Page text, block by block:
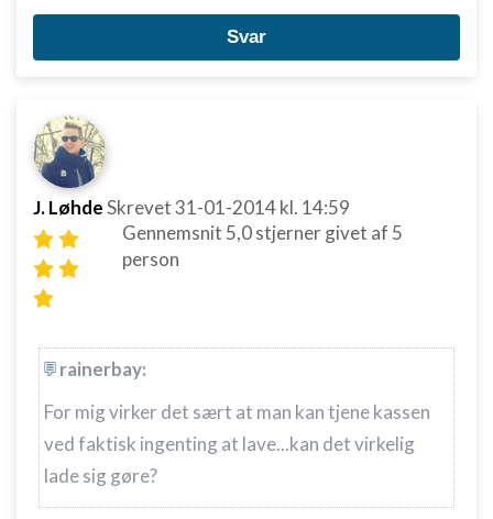
Svar
J. LøhdeSkrevet31-01-2014kl. 14:59
Gennemsnit 5,0stjerner givet af 5
person
rainerbay:
For mig virker det sært at man kan tjene kassen
ved faktisk ingenting at lave...kan det virkelig
lade sig gøre?